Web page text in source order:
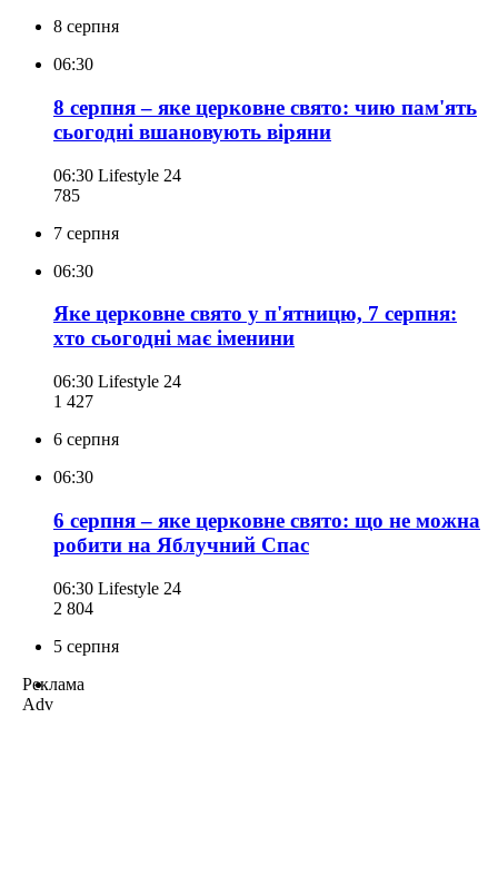
8 серпня
06:30
8 серпня – яке церковне свято: чию пам'ять
сьогодні вшановують віряни
06:30 Lifestyle 24
785
7 серпня
06:30
Яке церковне свято у п'ятницю, 7 серпня:
хто сьогодні має іменини
06:30 Lifestyle 24
1 427
6 серпня
06:30
6 серпня – яке церковне свято: що не можна
робити на Яблучний Спас
06:30 Lifestyle 24
2 804
5 серпня
Реклама
Adv